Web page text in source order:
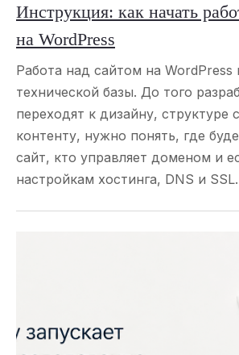
Инструкция: как начать
на WordPress
Работа над сайтом на WordPress
технической базы. До того
переходят к дизайну, структуре
контенту, нужно понять, где
сайт, кто управляет доменом и
настройкам хостинга, DNS и SSL.